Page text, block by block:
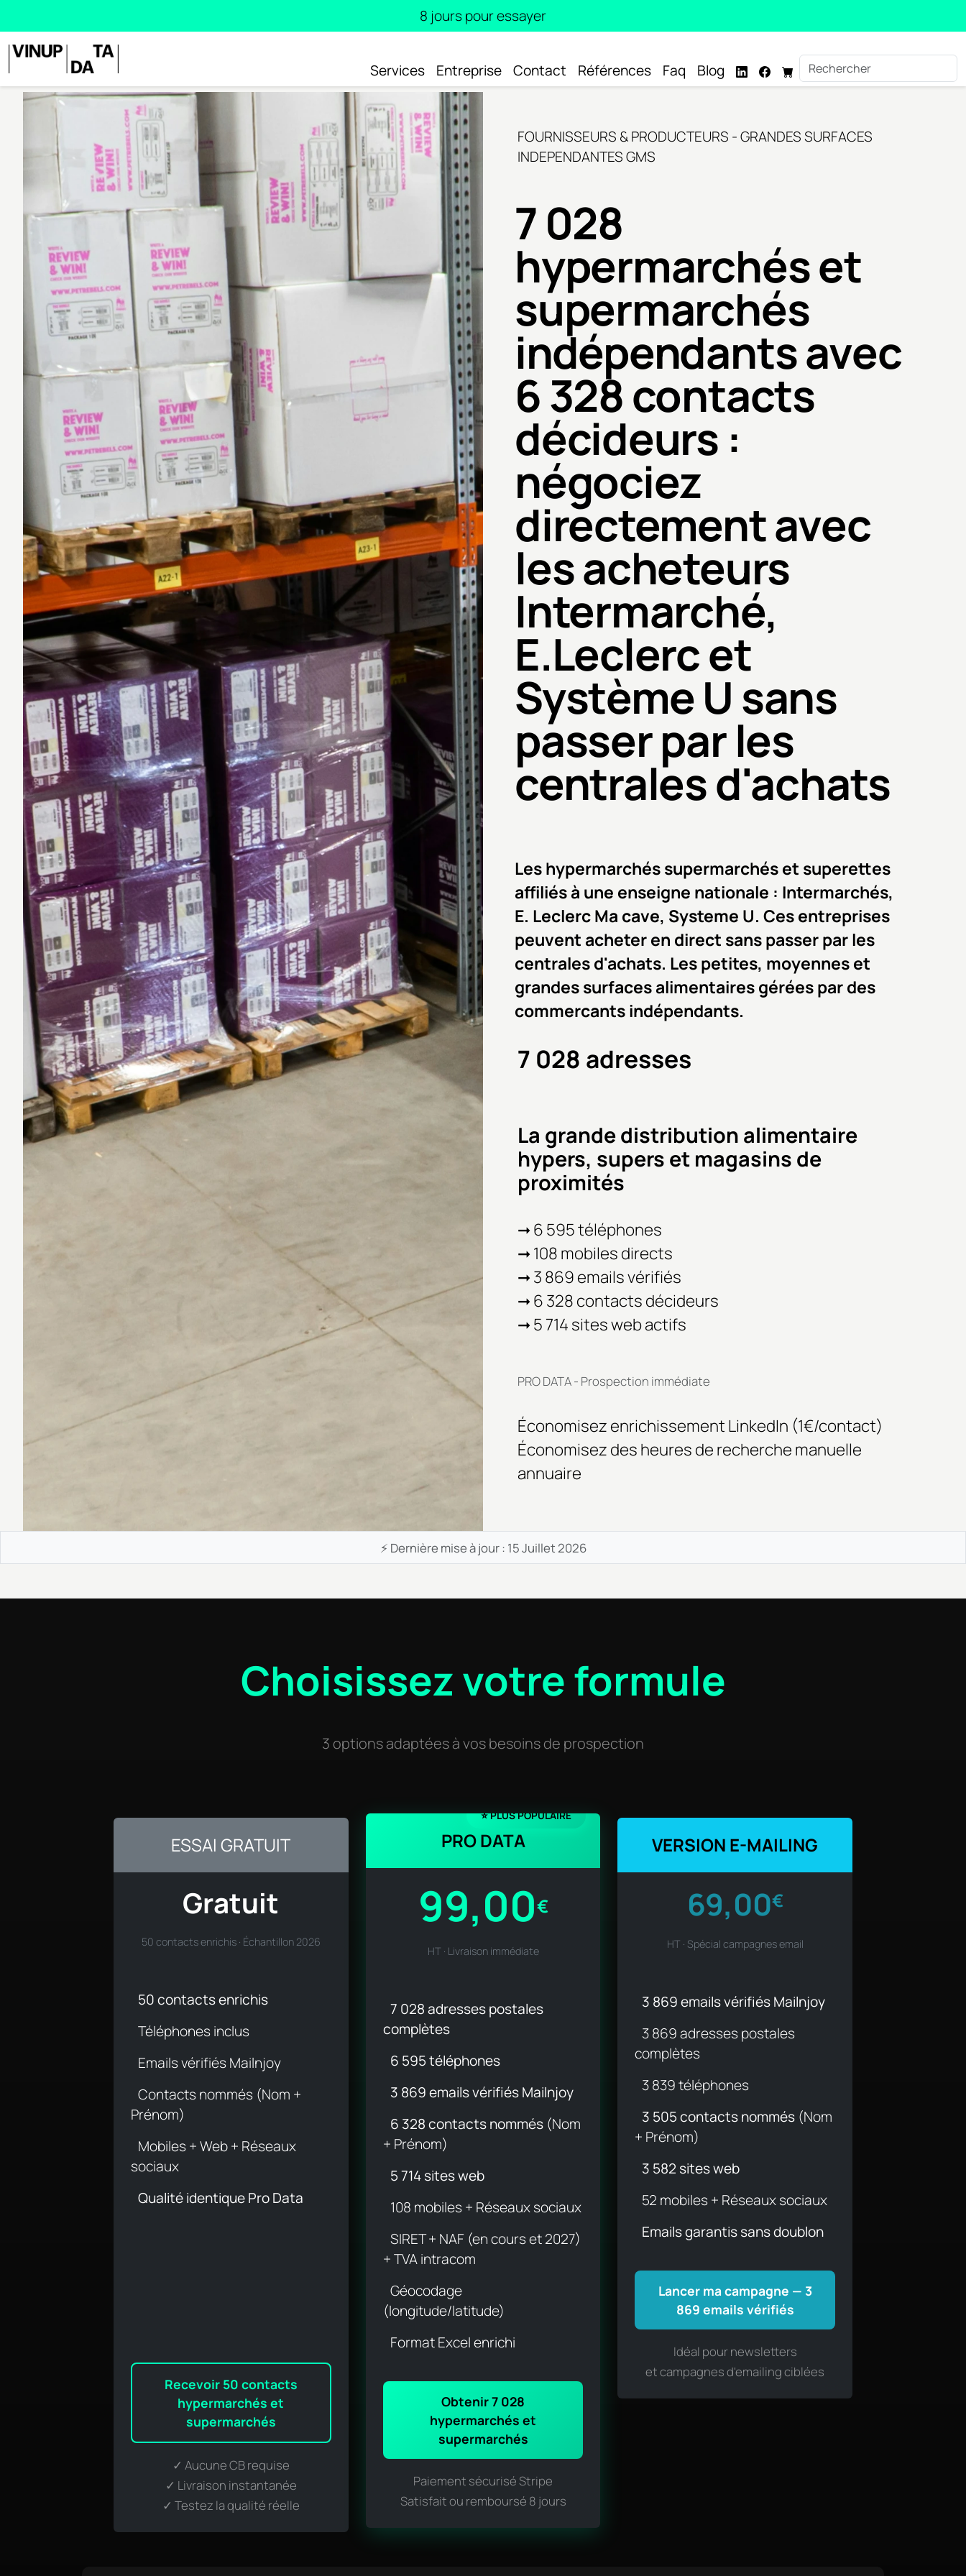
8 jours pour essayer
Services Entreprise Contact Références Faq Blog
FOURNISSEURS & PRODUCTEURS - GRANDES SURFACES
INDEPENDANTES GMS
7 028
hypermarchés et
supermarchés
indépendants avec
6 328 contacts
décideurs :
négociez
directement avec
les acheteurs
Intermarché,
E.Leclerc et
Système U sans
passer par les
centrales d'achats
Les hypermarchés supermarchés et superettes
affiliés à une enseigne nationale : Intermarchés,
E. Leclerc Ma cave, Systeme U. Ces entreprises
peuvent acheter en direct sans passer par les
centrales d'achats. Les petites, moyennes et
grandes surfaces alimentaires gérées par des
commercants indépendants.
7 028 adresses
La grande distribution alimentaire
hypers, supers et magasins de
proximités
➞ 6 595 téléphones
➞ 108 mobiles directs
➞ 3 869 emails vérifiés
➞ 6 328 contacts décideurs
➞ 5 714 sites web actifs
PRO DATA - Prospection immédiate
Économisez enrichissement LinkedIn (1€/contact)
Économisez des heures de recherche manuelle
annuaire
⚡ Dernière mise à jour : 15 Juillet 2026
Choisissez votre formule
3 options adaptées à vos besoins de prospection
ESSAI GRATUIT
Gratuit
50 contacts enrichis · Échantillon 2026
50 contacts enrichis
Téléphones inclus
Emails vérifiés Mailnjoy
Contacts nommés (Nom +
Prénom)
Mobiles + Web + Réseaux
sociaux
Qualité identique Pro Data
Recevoir 50 contacts
hypermarchés et
supermarchés
✓ Aucune CB requise
✓ Livraison instantanée
✓ Testez la qualité réelle
⭐ PLUS POPULAIRE
PRO DATA
99,00€
HT · Livraison immédiate
7 028 adresses postales
complètes
6 595 téléphones
3 869 emails vérifiés Mailnjoy
6 328 contacts nommés(Nom
+ Prénom)
5 714 sites web
108 mobiles + Réseaux sociaux
SIRET + NAF (en cours et 2027)
+ TVA intracom
Géocodage
(longitude/latitude)
Format Excel enrichi
Obtenir 7 028
hypermarchés et
supermarchés
Paiement sécurisé Stripe
Satisfait ou remboursé 8 jours
VERSION E-MAILING
69,00€
HT · Spécial campagnes email
3 869 emails vérifiés Mailnjoy
3 869 adresses postales
complètes
3 839 téléphones
3 505 contacts nommés (Nom
+ Prénom)
3 582 sites web
52 mobiles + Réseaux sociaux
Emails garantis sans doublon
Lancer ma campagne — 3
869 emails vérifiés
Idéal pour newsletters
et campagnes d'emailing ciblées